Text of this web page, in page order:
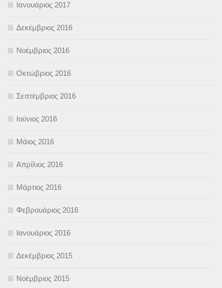
Ιανουάριος 2017
Δεκέμβριος 2016
Νοέμβριος 2016
Οκτώβριος 2016
Σεπτέμβριος 2016
Ιούνιος 2016
Μάιος 2016
Απρίλιος 2016
Μάρτιος 2016
Φεβρουάριος 2016
Ιανουάριος 2016
Δεκέμβριος 2015
Νοέμβριος 2015